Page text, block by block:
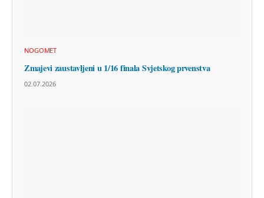
NOGOMET
Zmajevi zaustavljeni u 1/16 finala Svjetskog prvenstva
02.07.2026